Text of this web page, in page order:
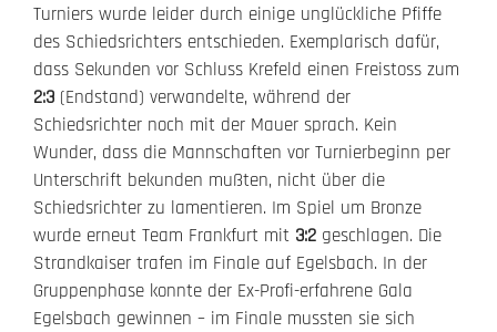
Turniers wurde leider durch einige unglückliche Pfiffe
des Schiedsrichters entschieden. Exemplarisch dafür,
dass Sekunden vor Schluss Krefeld einen Freistoss zum
2:3 (Endstand) verwandelte, während der
Schiedsrichter noch mit der Mauer sprach. Kein
Wunder, dass die Mannschaften vor Turnierbeginn per
Unterschrift bekunden mußten, nicht über die
Schiedsrichter zu lamentieren. Im Spiel um Bronze
wurde erneut Team Frankfurt mit 3:2 geschlagen. Die
Strandkaiser trafen im Finale auf Egelsbach. In der
Gruppenphase konnte der Ex-Profi-erfahrene Gala
Egelsbach gewinnen – im Finale mussten sie sich